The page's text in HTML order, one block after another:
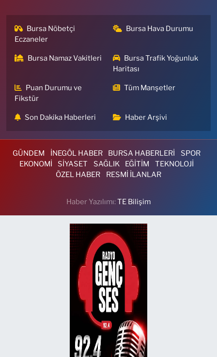
Bursa Nöbetçi
Eczaneler
Bursa Hava Durumu
Bursa Namaz Vakitleri
Bursa Trafik Yoğunluk
Haritası
Puan Durumu ve
Fikstür
Tüm Manşetler
Son Dakika Haberleri Haber Arşivi
GÜNDEM İNEGÖL HABER BURSA HABERLERİ
SPOR
EKONOMİ
SİYASET SAĞLIK EĞİTİM
TEKNOLOJİ
ÖZEL HABER
RESMİ İLANLAR
Haber Yazılımı:TE Bilişim